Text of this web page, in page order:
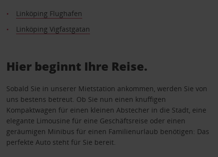
Linköping Flughafen
Linköping Vigfastgatan
Hier beginnt Ihre Reise.
Sobald Sie in unserer Mietstation ankommen, werden Sie von
uns bestens betreut. Ob Sie nun einen knuffigen
Kompaktwagen für einen kleinen Abstecher in die Stadt, eine
elegante Limousine für eine Geschäftsreise oder einen
geräumigen Minibus für einen Familienurlaub benötigen: Das
perfekte Auto steht für Sie bereit.